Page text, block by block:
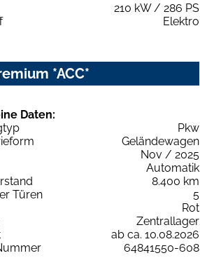
210 kW / 286 PS
Elektro
*ACC*
Daten:
Pkw
Geländewagen
Nov / 2025
Automatik
8.400 km
Türen
5
Rot
Zentrallager
ab ca. 10.08.2026
64841550-608